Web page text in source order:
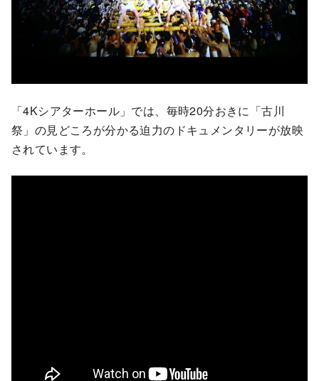
「4Kシアターホール」では、毎時20分おきに「古川
祭」の見どころが分かる迫力のドキュメンタリーが放映
されています。